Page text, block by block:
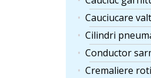
Cauciucare
Cilindri
Conductor
Cremaliere